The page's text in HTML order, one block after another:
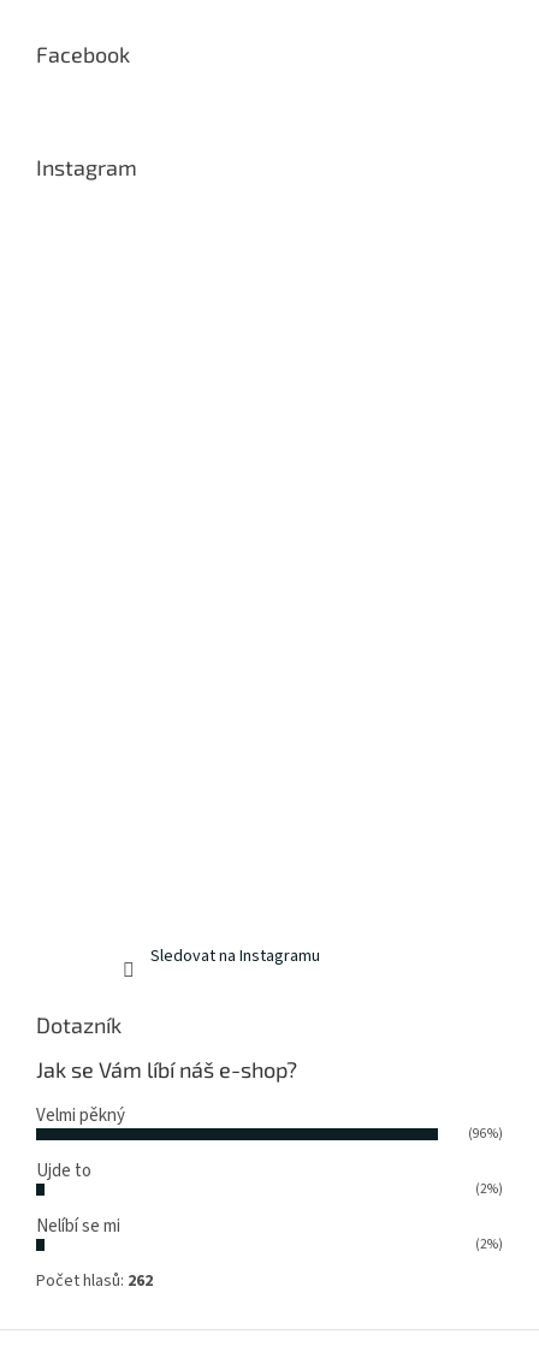
Facebook
Instagram
Sledovat na Instagramu
Dotazník
Jak se Vám líbí náš e-shop?
Velmi pěkný
(96%)
Ujde to
(2%)
Nelíbí se mi
(2%)
Počet hlasů: 262